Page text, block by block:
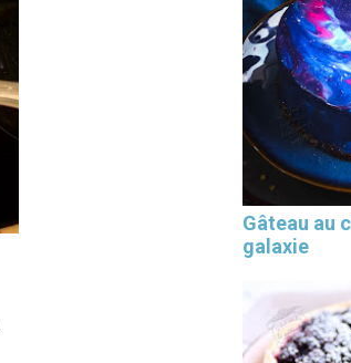
Gâteau au
galaxie